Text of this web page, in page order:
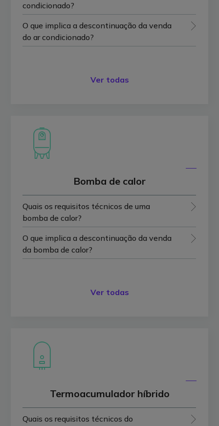
condicionado?
O que implica a descontinuação da venda
do ar condicionado?
Ver todas
Bomba de calor
Quais os requisitos técnicos de uma
bomba de calor?
O que implica a descontinuação da venda
da bomba de calor?
Ver todas
Termoacumulador híbrido
Quais os requisitos técnicos do